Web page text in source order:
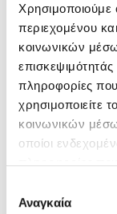
Χρησιμοποιούμε
περιεχομένου
κοινωνικών
πληροφορίες
χρησιμοποιείτε
κοινωνικών
οποίοι
πληροφορίες
των υπηρεσιών
συγκατάθεσης
Αναγκαία
Συντάκτης
Δείτε κι άλλα